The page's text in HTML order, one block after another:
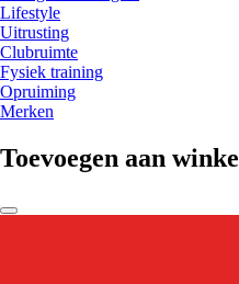
Lifestyle
Uitrusting
Clubruimte
Fysiek training
Opruiming
Merken
Toevoegen aan